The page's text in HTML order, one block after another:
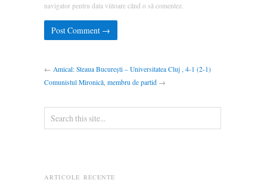
navigator pentru data viitoare când o să comentez.
← Amical: Steaua București – Universitatea Cluj , 4-1 (2-1)
Comunistul Mironică, membru de partid →
ARTICOLE RECENTE